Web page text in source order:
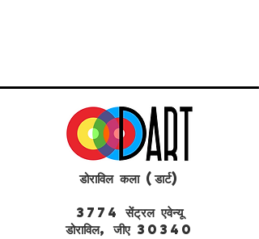
डोराविल कला (डार्ट)
3774 सेंट्रल एवेन्यू
डोराविल, जीए 30340